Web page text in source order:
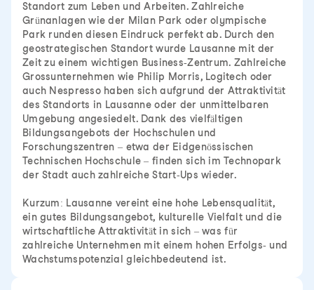
Standort zum Leben und Arbeiten. Zahlreiche
Grünanlagen wie der Milan Park oder olympische
Park runden diesen Eindruck perfekt ab. Durch den
geostrategischen Standort wurde Lausanne mit der
Zeit zu einem wichtigen Business-Zentrum. Zahlreiche
Grossunternehmen wie Philip Morris, Logitech oder
auch Nespresso haben sich aufgrund der Attraktivität
des Standorts in Lausanne oder der unmittelbaren
Umgebung angesiedelt. Dank des vielfältigen
Bildungsangebots der Hochschulen und
Forschungszentren – etwa der Eidgenössischen
Technischen Hochschule – finden sich im Technopark
der Stadt auch zahlreiche Start-Ups wieder.
Kurzum: Lausanne vereint eine hohe Lebensqualität,
ein gutes Bildungsangebot, kulturelle Vielfalt und die
wirtschaftliche Attraktivität in sich – was für
zahlreiche Unternehmen mit einem hohen Erfolgs- und
Wachstumspotenzial gleichbedeutend ist.